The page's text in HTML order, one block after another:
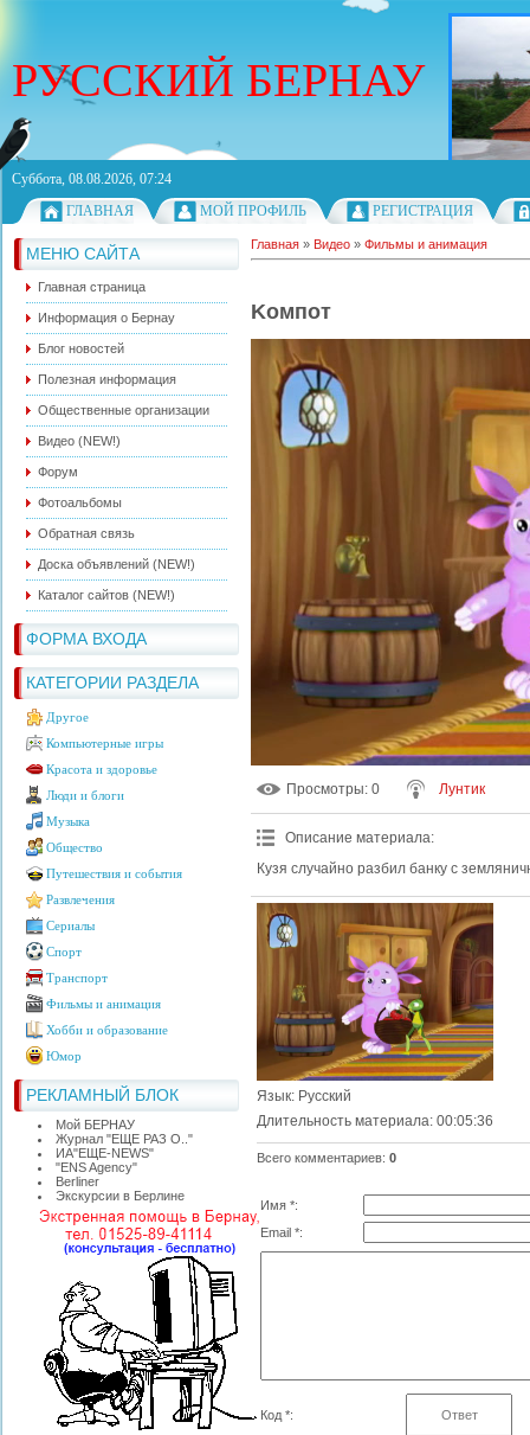
РУССКИЙ БЕРНАУ
Суббота, 08.08.2026, 07:24
ГЛАВНАЯ
МОЙ ПРОФИЛЬ РЕГИСТРАЦИЯ
МЕНЮ САЙТА
Главная страница
Информация о Бернау
Блог новостей
Полезная информация
Общественные организации
Видео (NEW!)
Форум
Фотоальбомы
Обратная связь
Доска объявлений (NEW!)
Каталог сайтов (NEW!)
ФОРМА ВХОДА
КАТЕГОРИИ РАЗДЕЛА
Другое
Компьютерные игры
Красота и здоровье
Люди и блоги
Музыка
Общество
Путешествия и события
Развлечения
Сериалы
Спорт
Транспорт
Фильмы и анимация
Хобби и образование
Юмор
РЕКЛАМНЫЙ БЛОК
Мой БЕРНАУ
Журнал "ЕЩЕ РАЗ О.."
ИА"ЕЩЕ-NEWS"
"ЕNS Agency"
Berliner
Экскурсии в Берлине
Главная » Видео » Фильмы и анимация
Kомпот
Просмотры: 0 Лунтик
Описание материала:
Кузя случайно разбил банку с
Язык: Русский
Длительность материала: 00:05:36
Всего комментариев: 0
Имя *:
Email *:
Код *: